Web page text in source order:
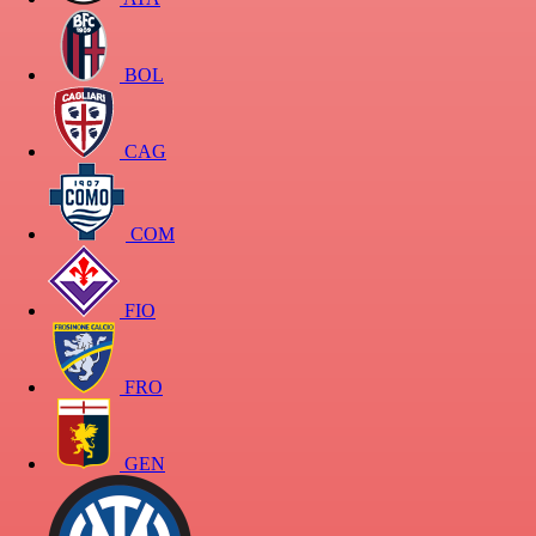
BOL
CAG
COM
FIO
FRO
GEN